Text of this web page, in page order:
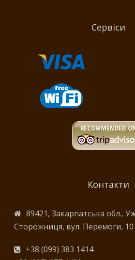
Сервіси
Контакти
89421, Закарпатська обл.,
Сторожниця, вул. Перемоги,
+38 (099) 383 1414